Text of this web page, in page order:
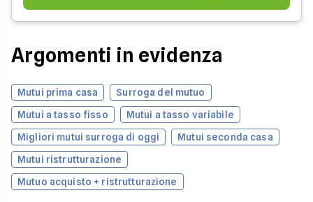
Argomenti in evidenza
Mutui prima casa
Surroga del mutuo
Mutui a tasso fisso
Mutui a tasso variabile
Migliori mutui surroga di oggi
Mutui seconda casa
Mutui ristrutturazione
Mutuo acquisto + ristrutturazione